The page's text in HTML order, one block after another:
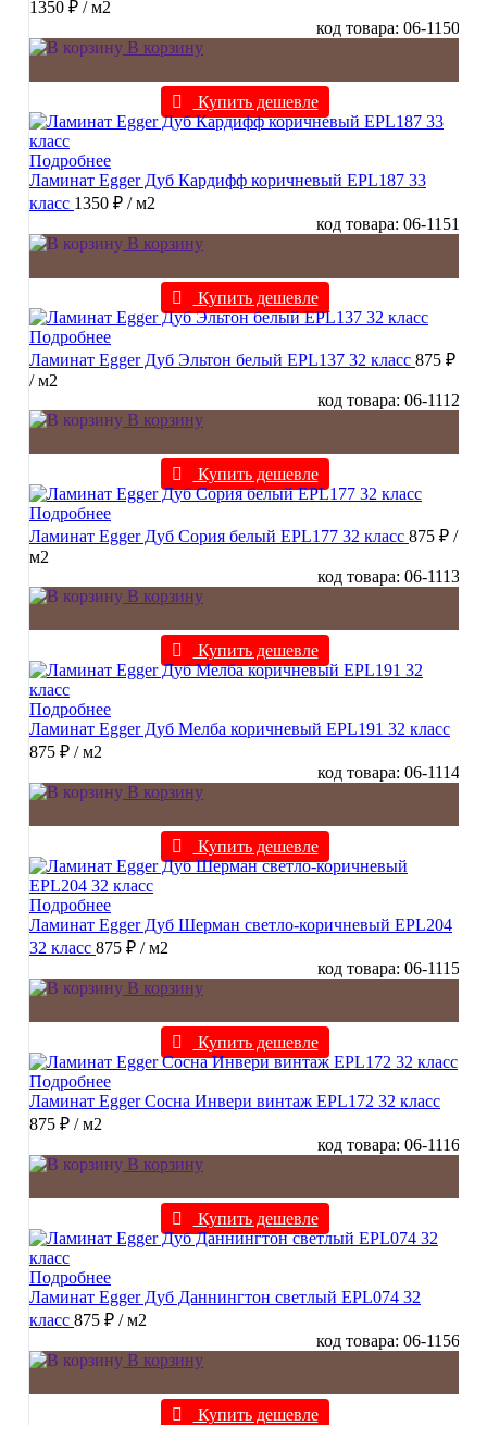
1350 ₽ / м2
код товара: 06-1150
В корзину
Купить дешевле
Подробнее
Ламинат Egger Дуб Кардифф коричневый EPL187 33
класс 1350 ₽ / м2
код товара: 06-1151
В корзину
Купить дешевле
Подробнее
Ламинат Egger Дуб Эльтон белый EPL137 32 класс 875 ₽
/ м2
код товара: 06-1112
В корзину
Купить дешевле
Подробнее
Ламинат Egger Дуб Сория белый EPL177 32 класс 875 ₽ /
м2
код товара: 06-1113
В корзину
Купить дешевле
Подробнее
Ламинат Egger Дуб Мелба коричневый EPL191 32 класс
875 ₽ / м2
код товара: 06-1114
В корзину
Купить дешевле
Подробнее
Ламинат Egger Дуб Шерман светло-коричневый EPL204
32 класс 875 ₽ / м2
код товара: 06-1115
В корзину
Купить дешевле
Подробнее
Ламинат Egger Сосна Инвери винтаж EPL172 32 класс
875 ₽ / м2
код товара: 06-1116
В корзину
Купить дешевле
Подробнее
Ламинат Egger Дуб Даннингтон светлый EPL074 32
класс 875 ₽ / м2
код товара: 06-1156
В корзину
Купить дешевле